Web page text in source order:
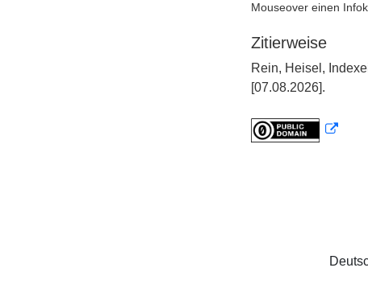
Mouseover einen
Zitierweise
Rein, Heisel,
[07.08.2026].